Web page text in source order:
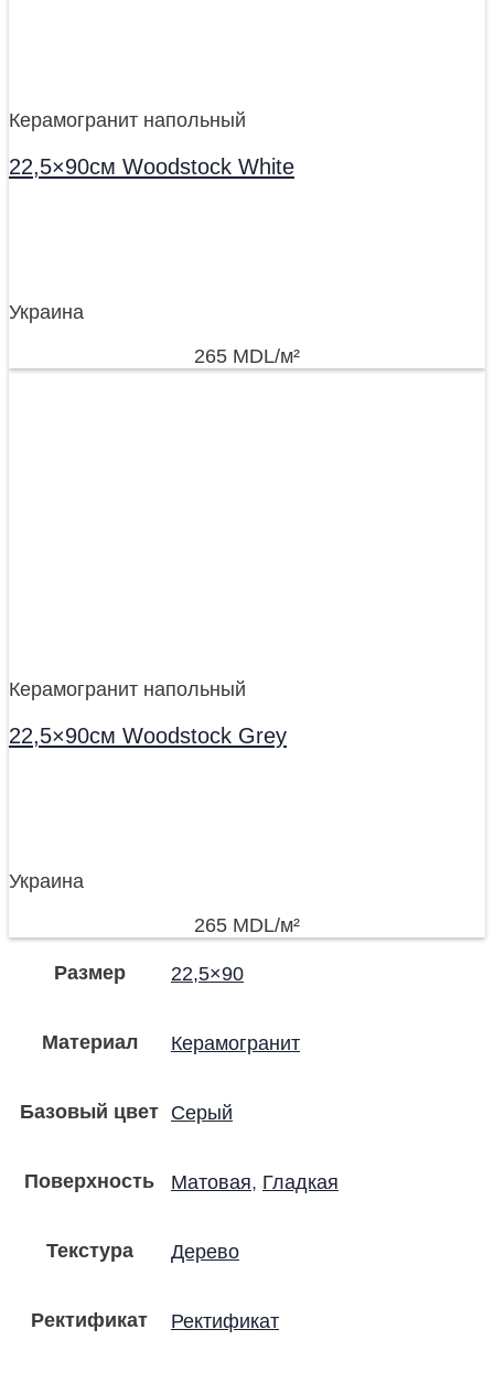
Керамогранит напольный
22,5×90см Woodstock White
Украина
265 MDL/м²
Керамогранит напольный
22,5×90см Woodstock Grey
Украина
265 MDL/м²
Размер 22,5×90
Материал Керамогранит
Базовый цвет Серый
Поверхность Матовая, Гладкая
Текстура Дерево
Ректификат Ректификат